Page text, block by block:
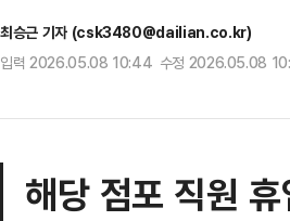
최승근 기자 (csk3480@dailian.co.kr)
입력 2026.05.08 10:44 수정 2026.05.08
해당 점포 직원